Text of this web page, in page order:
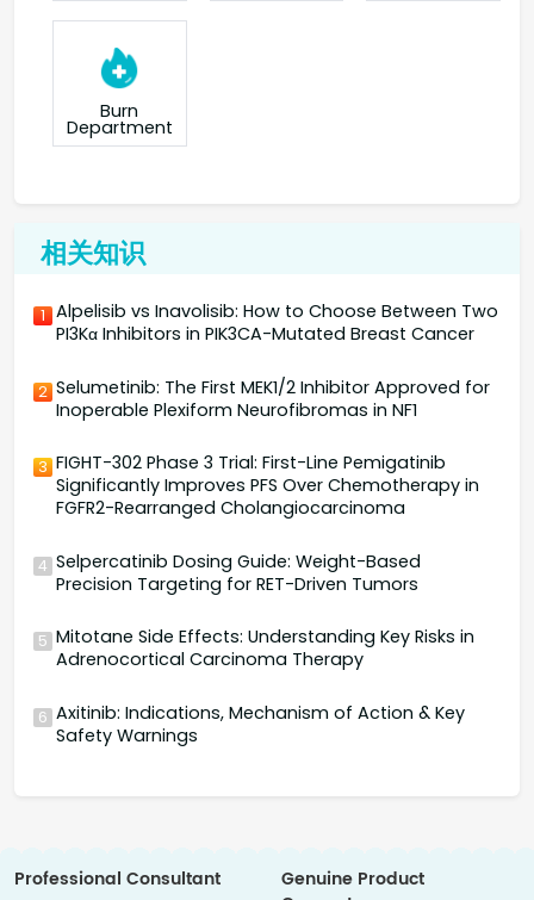
Burn
Department
相关知识
1 Alpelisib vs Inavolisib: How to Choose Between Two
PI3Kα Inhibitors in PIK3CA-Mutated Breast Cancer
2 Selumetinib: The First MEK1/2 Inhibitor Approved for
Inoperable Plexiform Neurofibromas in NF1
3 FIGHT-302 Phase 3 Trial: First-Line Pemigatinib
Significantly Improves PFS Over Chemotherapy in
FGFR2-Rearranged Cholangiocarcinoma
4 Selpercatinib Dosing Guide: Weight-Based
Precision Targeting for RET-Driven Tumors
5 Mitotane Side Effects: Understanding Key Risks in
Adrenocortical Carcinoma Therapy
6 Axitinib: Indications, Mechanism of Action & Key
Safety Warnings
Professional Consultant
Genuine Product